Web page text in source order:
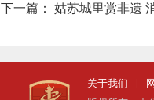
下一篇： 姑苏城里赏非遗